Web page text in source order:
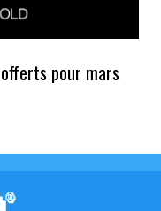
pour mars